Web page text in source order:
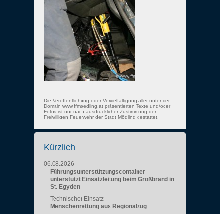
Die Veröffentlichung oder Vervielfältigung aller unter der
Domain www.ffmoedling.at präsentierten Texte und/oder
Fotos ist nur nach ausdrücklicher Zustimmung der
Freiwilligen Feuerwehr der Stadt Mödling gestattet.
Kürzlich
06.08.2026
Führungsunterstützungscontainer
unterstützt Einsatzleitung beim Großbrand in
St. Egyden
Technischer Einsatz
Menschenrettung aus Regionalzug